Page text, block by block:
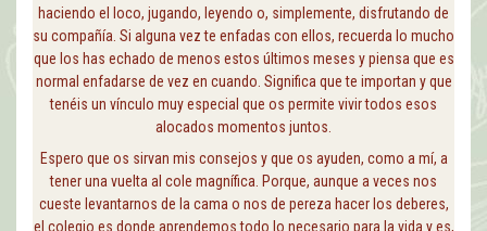
haciendo el loco, jugando, leyendo o, simplemente, disfrutando de
su compañía. Si alguna vez te enfadas con ellos, recuerda lo mucho
que los has echado de menos estos últimos meses y piensa que es
normal enfadarse de vez en cuando. Significa que te importan y que
tenéis un vínculo muy especial que os permite vivir todos esos
alocados momentos juntos.
Espero que os sirvan mis consejos y que os ayuden, como a mí, a
tener una vuelta al cole magnífica. Porque, aunque a veces nos
cueste levantarnos de la cama o nos de pereza hacer los deberes,
el colegio es donde aprendemos todo lo necesario para la vida y es,